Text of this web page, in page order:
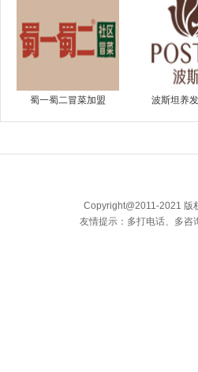
蜀一蜀二冒菜加盟 波斯坦养
Copyright@2011-2021 版
友情提示：多打电话、多咨